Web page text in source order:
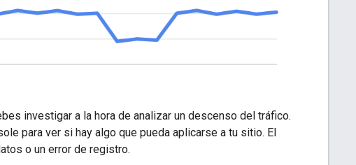
investigar a la hora de analizar un descenso del tráfico.
para ver si hay algo que pueda aplicarse a tu sitio. El
o un error de registro.